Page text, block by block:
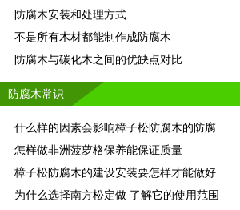
防腐木安装和处理方式
不是所有木材都能制作成防腐木
防腐木与碳化木之间的优缺点对比
防腐木常识
什么样的因素会影响樟子松防腐木的防腐..
怎样做非洲菠萝格保养能保证质量
樟子松防腐木的建设安装要怎样才能做好
为什么选择南方松定做 了解它的使用范围